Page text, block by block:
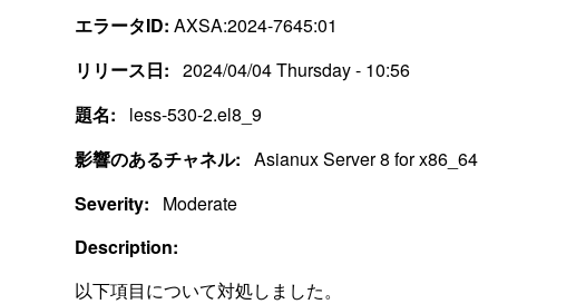
エラータID: AXSA:2024-7645:01
リリース日: 2024/04/04 Thursday - 10:56
題名:
less-530-2.el8_9
影響のあるチャネル: Asianux Server 8 for x86_64
Severity:
Moderate
Description:
以下項目について対処しました。